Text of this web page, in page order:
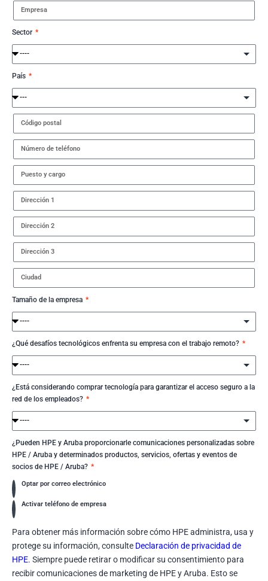
Sector
País
Tamaño de la empresa
¿Qué desafíos tecnológicos enfrenta su empresa con el trabajo remoto?
¿Está considerando comprar tecnología para garantizar el acceso seguro a la
red de los empleados?
¿Pueden HPE y Aruba proporcionarle comunicaciones personalizadas sobre
HPE / Aruba y determinados productos, servicios, ofertas y eventos de
socios de HPE / Aruba?
Optar por correo electrónico
Activar teléfono de empresa
Para obtener más información sobre cómo HPE administra, usa y
protege su información, consulte Declaración de privacidad de
HPE. Siempre puede retirar o modificar su consentimiento para
recibir comunicaciones de marketing de HPE y Aruba. Esto se